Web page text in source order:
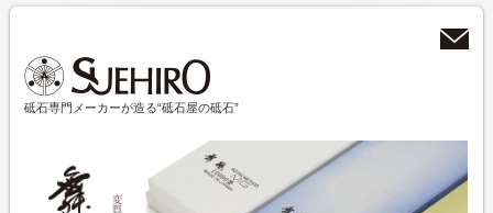
砥石専門メーカーが造る“砥石屋の砥石”